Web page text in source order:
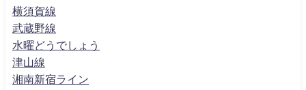
横須賀線
武蔵野線
水曜どうでしょう
津山線
湘南新宿ライン